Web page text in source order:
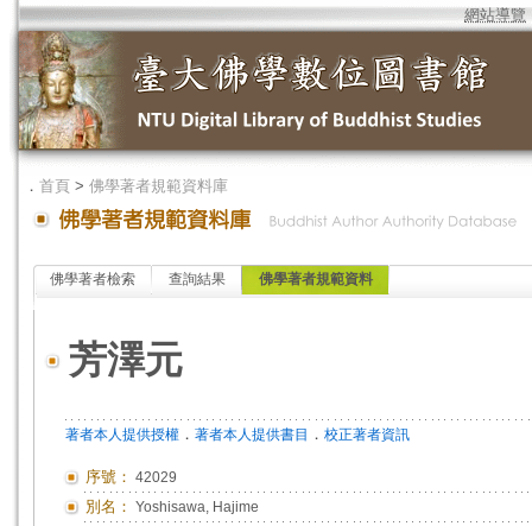
網站導覽
． 首頁 > 佛學著者規範資料庫
佛學著者檢索 查詢結果 佛學著者規範資料
芳澤元
著者本人提供授權 ． 著者本人提供書目 ． 校正著者資訊
序號： 42029
別名： Yoshisawa, Hajime